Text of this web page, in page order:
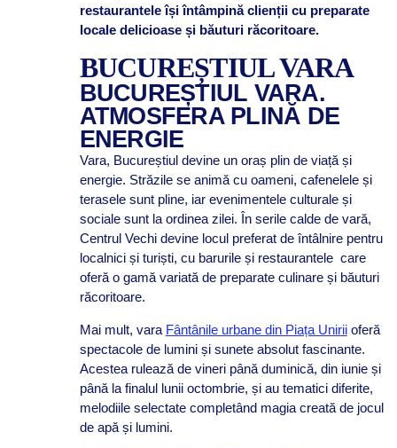
restaurantele își întâmpină clienții cu preparate
locale delicioase și băuturi răcoritoare.
BUCUREȘTIUL VARA
BUCUREȘTIUL VARA.
ATMOSFERA PLINĂ DE
ENERGIE
Vara, Bucureștiul devine un oraș plin de viață și
energie. Străzile se animă cu oameni, cafenelele și
terasele sunt pline, iar evenimentele culturale și
sociale sunt la ordinea zilei. În serile calde de vară,
Centrul Vechi devine locul preferat de întâlnire pentru
localnici și turiști, cu barurile și restaurantele care
oferă o gamă variată de preparate culinare și băuturi
răcoritoare.
Mai mult, vara Fântânile urbane din Piața Uniriioferă
spectacole de lumini și sunete absolut fascinante.
Acestea rulează de vineri până duminică, din iunie și
până la finalul lunii octombrie, și au tematici diferite,
melodiile selectate completând magia creată de jocul
de apă și lumini.